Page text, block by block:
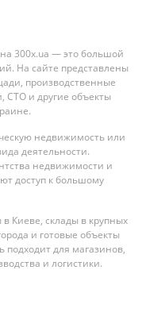
300x.ua — это большой
На сайте представлены
производственные
СТО и другие объекты
недвижимость или
деятельности.
недвижимости и
доступ к большому
Киеве, склады в крупных
и готовые объекты
для магазинов,
и логистики.